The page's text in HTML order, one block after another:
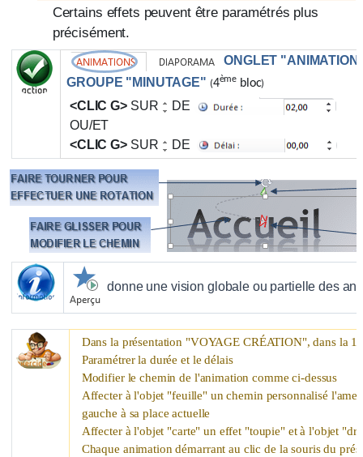
Certains effets peuvent être paramétrés plus
précisément.
ONGLET
GROUPE "MINUTAGE" (4ème bloc)
<CLIC G> SUR
DE
OU/ET
<CLIC G> SUR DE
donne une vision globale ou partielle des
Dans la présentation "VOYAGE CRÉATION", dans la 1
Paramétrer la durée et le délais
Modifier le chemin de l'animation comme ci-dessus
Affecter à l'objet "feuille" un chemin personnalisé
gauche à sa place actuelle
Affecter à l'objet "carte" un effet "toupie" et à l'objet
Chaque animation démarrant au clic de la souris du